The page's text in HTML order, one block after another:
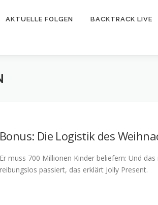
AKTUELLE FOLGEN BACKTRACK LIVE
Bonus: Die Logistik des
Er muss 700 Millionen Kinder beliefern: Und
reibungslos passiert, das erklärt Jolly Present.